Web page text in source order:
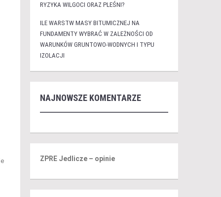
RYZYKA WILGOCI ORAZ PLEŚNI?
ILE WARSTW MASY BITUMICZNEJ NA
FUNDAMENTY WYBRAĆ W ZALEŻNOŚCI OD
WARUNKÓW GRUNTOWO-WODNYCH I TYPU
IZOLACJI
NAJNOWSZE KOMENTARZE
ZPRE Jedlicze – opinie